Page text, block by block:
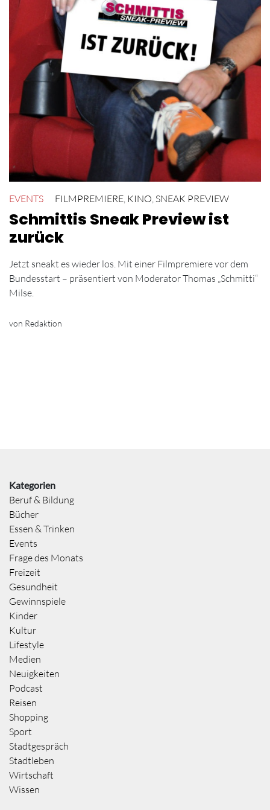
EVENTS FILMPREMIERE, KINO,SNEAK PREVIEW
Schmittis Sneak Preview ist
zurück
Jetzt sneakt es wieder los. Mit einer Filmpremiere vor dem
Bundesstart – präsentiert von Moderator Thomas „Schmitti“
Milse.
von Redaktion
Kategorien
Beruf & Bildung
Bücher
Essen & Trinken
Events
Frage des Monats
Freizeit
Gesundheit
Gewinnspiele
Kinder
Kultur
Lifestyle
Medien
Neuigkeiten
Podcast
Reisen
Shopping
Sport
Stadtgespräch
Stadtleben
Wirtschaft
Wissen